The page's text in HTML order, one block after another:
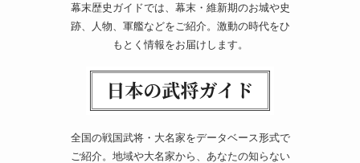
幕末歴史ガイドでは、幕末・維新期のお城や史
跡、人物、軍艦などをご紹介。激動の時代をひ
もとく情報をお届けします。
全国の戦国武将・大名家をデータベース形式で
ご紹介。地域や大名家から、あなたの知らない